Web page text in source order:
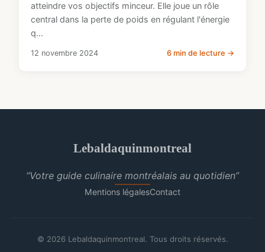
atteindre vos objectifs minceur. Elle joue un rôle
central dans la perte de poids en régulant l'énergie
q...
12 novembre 2024 6 min de lecture →
Lebaldaquinmontreal
“Votre guide culinaire montréalais au quotidien”
Mentions légalesContact
© 2026 Lebaldaquinmontreal. Tous droits réservés.